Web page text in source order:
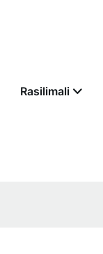
Rasilimali